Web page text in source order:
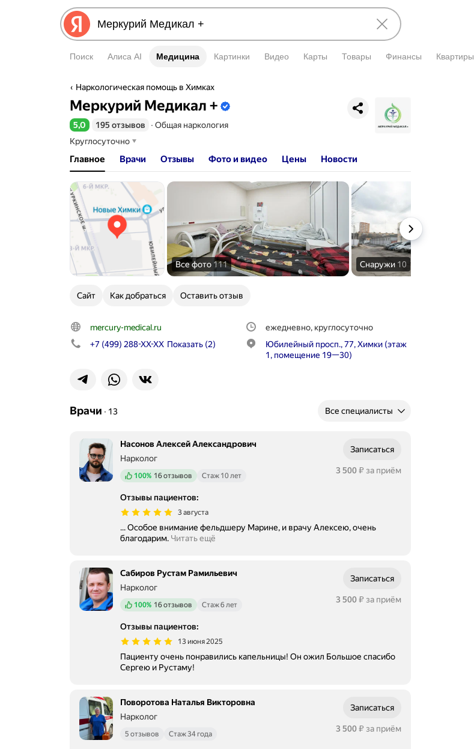
Поиск Алиса AI Медицина
Медицина Картинки Видео Карты Товары Финансы Квартиры
Наркологическая помощь в Химках
Меркурий Медикал +
Информация об организации подтверждена владельцем.
Рейтинг 5,0 из 5
5,0 195 отзывов ∙ Общая наркология
Круглосуточно
Главное Врачи Отзывы Фото и видео Цены Новости
Все фото 111 Снаружи 10
Сайт Как добраться Оставить отзыв
mercury-medical.ru
+7 (499) 288-XX-XX Показать (2)
ежедневно, круглосуточно
Юбилейный просп., 77, Химки (этаж
1, помещение 19—30)
Врачи ∙ 13 Все специалисты
Насонов Алексей Александрович
Нарколог
Положительных отзывов
100% 16 отзывов Стаж 10 лет
Записаться
Цена
3500
3 500 ₽ за приём
Отзывы пациентов:
3 августа
... Особое внимание фельдшеру Марине, и врачу Алексею, очень
благодарим. Читать ещё
Сабиров Рустам Рамильевич
Нарколог
Положительных отзывов
100% 16 отзывов Стаж 6 лет
Записаться
Цена
3500
3 500 ₽ за приём
Отзывы пациентов:
13 июня 2025
Пациенту очень понравились капельницы! Он ожил Большое спасибо
Сергею и Рустаму!
Поворотова Наталья Викторовна
Нарколог
5 отзывов Стаж 34 года
Записаться
Цена
3500
3 500 ₽ за приём